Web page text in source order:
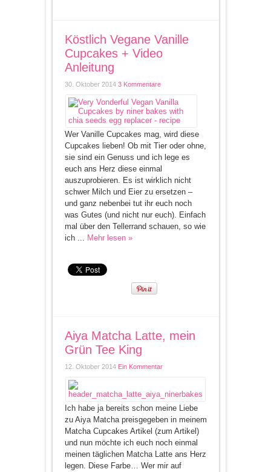
Köstlich Vegane Vanille
Cupcakes + Video
Anleitung
30. Oktober 2014 3 Kommentare
Wer Vanille Cupcakes mag, wird diese
Cupcakes lieben! Ob mit Tier oder ohne,
sie sind ein Genuss und ich lege es
euch ans Herz diese einmal
auszuprobieren. Es ist wirklich nicht
schwer Milch und Eier zu ersetzen –
und ganz nebenbei tut ihr euch noch
was Gutes (und nicht nur euch). Einfach
mal über den Tellerrand schauen, so wie
ich ... Mehr lesen »
Aiya Matcha Latte, mein
Grün Tee King
12. Oktober 2014 Ein Kommentar
Ich habe ja bereits schon meine Liebe
zu Aiya Matcha preisgegeben in meinem
Matcha Cupcakes Artikel (zum Artikel)
und nun möchte ich euch noch einmal
meinen täglichen Matcha Latte ans Herz
legen. Diese Farbe… Wer mir auf